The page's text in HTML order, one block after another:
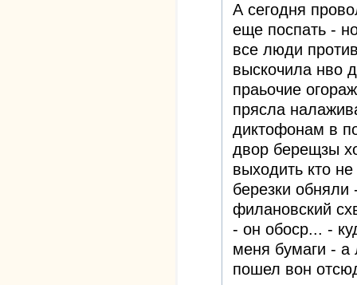
А сегодня
еще поспать -
все люди
выскочила нво
праьочие
прясла
диктофонам в
двор берещзы
выходить кто
березки
филановский
- он обоср... -
меня бумаги - а
пошел вон